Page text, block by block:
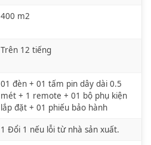
400 m2
Trên 12 tiếng
01 đèn + 01 tấm pin dây dài 0.5
mét + 1 remote + 01 bộ phụ kiện
lắp đặt + 01 phiếu bảo hành
1 Đổi 1 nếu lỗi từ nhà sản xuất.